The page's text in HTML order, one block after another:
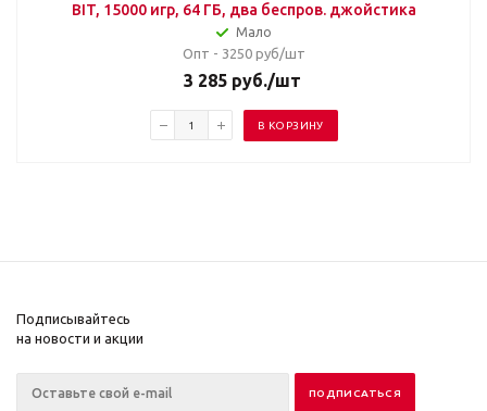
BIT, 15000 игр, 64 ГБ, два беспров. джойстика
Мало
Опт - 3250 руб/шт
3 285руб./шт
В КОРЗИНУ
Подписывайтесь
на новости и акции